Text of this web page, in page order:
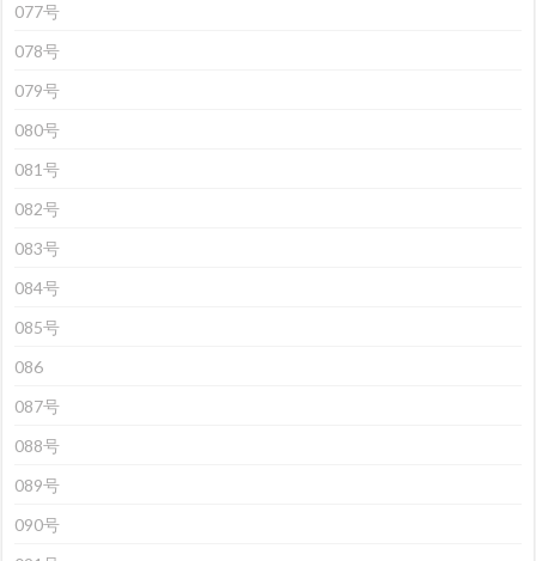
077号
078号
079号
080号
081号
082号
083号
084号
085号
086
087号
088号
089号
090号